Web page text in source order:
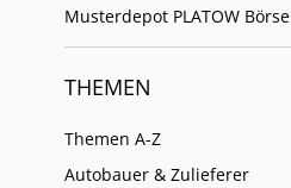
Musterdepot PLATOW Börse
THEMEN
Themen A-Z
Autobauer & Zulieferer